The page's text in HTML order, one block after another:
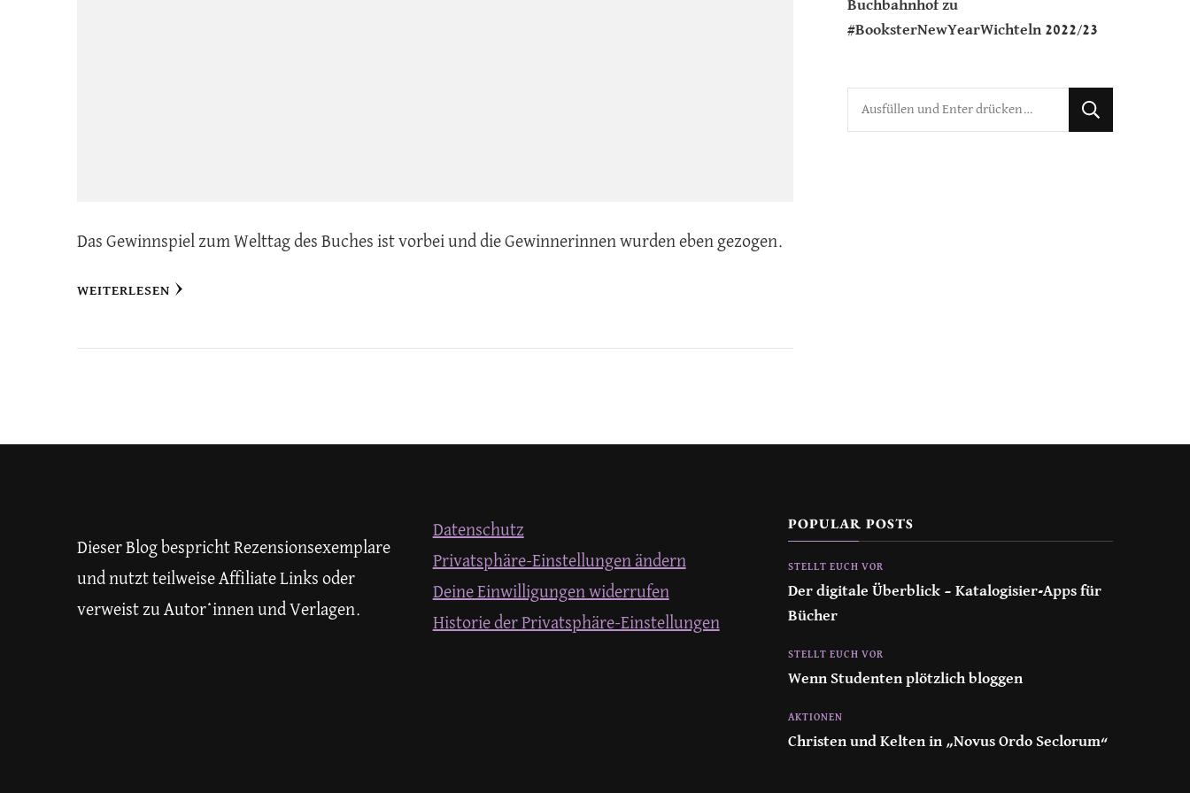
Das Gewinnspiel zum Welttag des Buches ist vorbei und die Gewinnerinnen wurden eben gezogen.
WEITERLESEN
Buchbahnhofzu
#BooksterNewYearWichteln 2022/23
Suchst
du
Dieser Blog bespricht Rezensionsexemplare
und nutzt teilweise Affiliate Links oder
verweist zu Autor*innen und Verlagen.
Datenschutz
Privatsphäre-Einstellungen ändern
Deine Einwilligungen widerrufen
Historie der Privatsphäre-Einstellungen
POPULAR POSTS
STELLT EUCH VOR
Der digitale Überblick – Katalogisier-Apps für
Bücher
STELLT EUCH VOR
Wenn Studenten plötzlich bloggen
AKTIONEN
Christen und Kelten in „Novus Ordo Seclorum“